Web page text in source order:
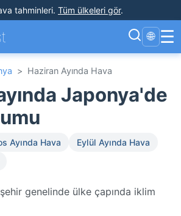
tahminleri. Tüm ülkeleri gör.
🌐 ☰
> Haziran Ayında Hava
Japonya'de
Ayında Hava
Eylül Ayında Hava
genelinde ülke çapında iklim